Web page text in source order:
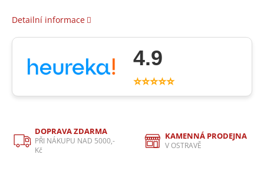
Detailní informace
4.9
⭐⭐⭐⭐⭐
DOPRAVA ZDARMA
PŘI NÁKUPU NAD 5000,-
Kč
KAMENNÁ PRODEJNA
V OSTRAVĚ